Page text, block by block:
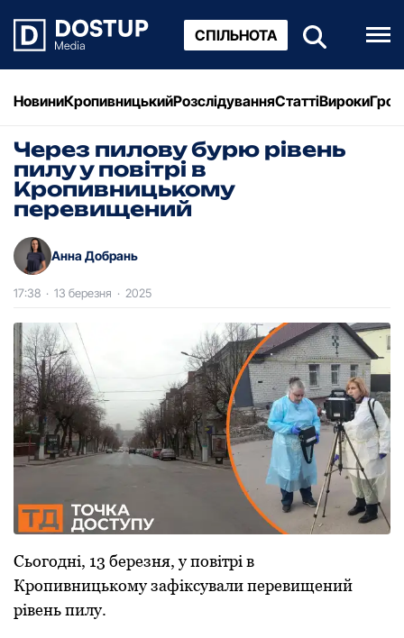
СПІЛЬНОТА
НовиниКропивницькийРозслідуванняСтаттіВироки
Через пилову бурю рівень
пилу у повітрі в
Кропивницькому
перевищений
Анна Добрань
17:38 · 13 березня · 2025
Сьогодні, 13 березня, у повітрі в
Кропивницькому зафіксували перевищений
рівень пилу.